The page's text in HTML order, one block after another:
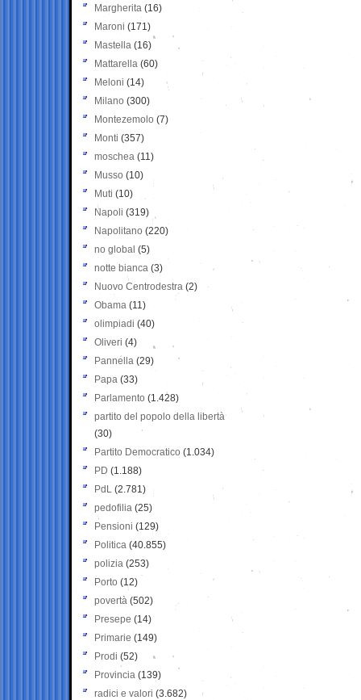
Margherita (16)
Maroni (171)
Mastella (16)
Mattarella (60)
Meloni (14)
Milano (300)
Montezemolo (7)
Monti (357)
moschea (11)
Musso (10)
Muti (10)
Napoli (319)
Napolitano (220)
no global (5)
notte bianca (3)
Nuovo Centrodestra (2)
Obama (11)
olimpiadi (40)
Oliveri (4)
Pannella (29)
Papa (33)
Parlamento (1.428)
partito del popolo della libertà
(30)
Partito Democratico (1.034)
PD (1.188)
PdL (2.781)
pedofilia (25)
Pensioni (129)
Politica (40.855)
polizia (253)
Porto (12)
povertà (502)
Presepe (14)
Primarie (149)
Prodi (52)
Provincia (139)
radici e valori (3.682)